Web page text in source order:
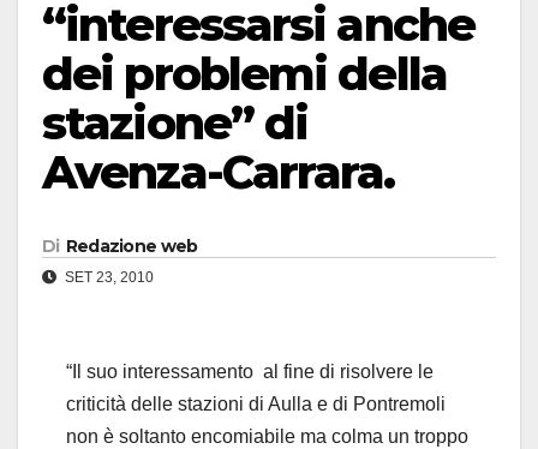
“interessarsi anche
dei problemi della
stazione” di
Avenza-Carrara.
Di Redazione web
SET 23, 2010
“Il suo interessamento al fine di risolvere le
criticità delle stazioni di Aulla e di Pontremoli
non è soltanto encomiabile ma colma un troppo